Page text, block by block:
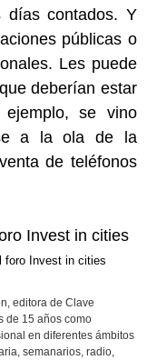
días contados. Y
públicas o
Les puede
deberían estar
se vino
a la ola de la
de teléfonos
foro Invest in cities
editora de Clave
de 15 años como
en diferentes ámbitos
semanarios, radio,